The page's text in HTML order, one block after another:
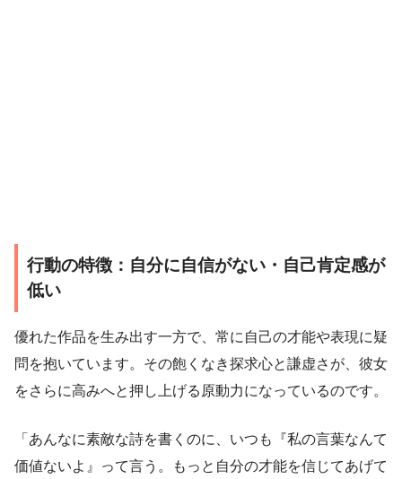
行動の特徴：自分に自信がない・自己肯定感が
低い
優れた作品を生み出す一方で、常に自己の才能や表現に疑
問を抱いています。その飽くなき探求心と謙虚さが、彼女
をさらに高みへと押し上げる原動力になっているのです。
「あんなに素敵な詩を書くのに、いつも『私の言葉なんて
価値ないよ』って言う。もっと自分の才能を信じてあげて